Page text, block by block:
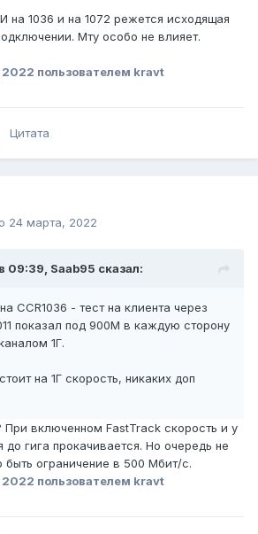
на 1036 и на 1072 режется исходящая
Мту особо не влияет.
2022 пользователем kravt
Цитата
24 марта, 2022
09:39, Saab95 сказал:
CCR1036 - тест на клиента через
показал под 900М в каждую сторону
1Г.
на 1Г скорость, никаких доп
включенном FastTrack скорость и у
гига прокачивается. Но очередь не
ограничение в 500 Мбит/с.
2022 пользователем kravt